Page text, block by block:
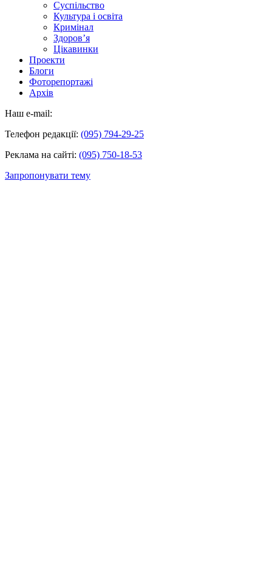
Суспільство
Культура і освіта
Кримінал
Здоров’я
Цікавинки
Проекти
Блоги
Фоторепортажі
Архів
Наш e-mail:
Телефон редакції: (095) 794-29-25
Реклама на сайті: (095) 750-18-53
Запропонувати тему